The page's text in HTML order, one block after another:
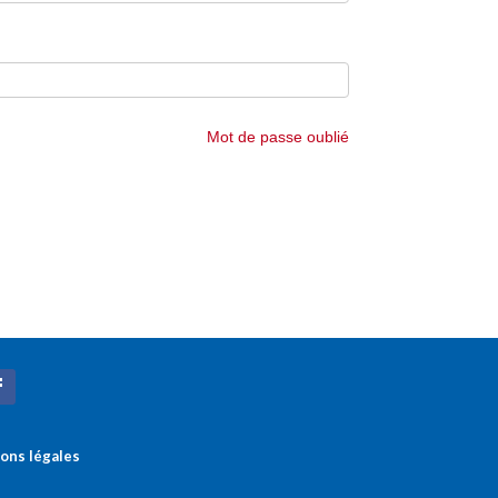
Mot de passe oublié
légales